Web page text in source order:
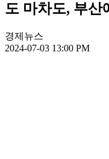
도 마차도, 부산
경제뉴스
2024-07-03 13:00 PM